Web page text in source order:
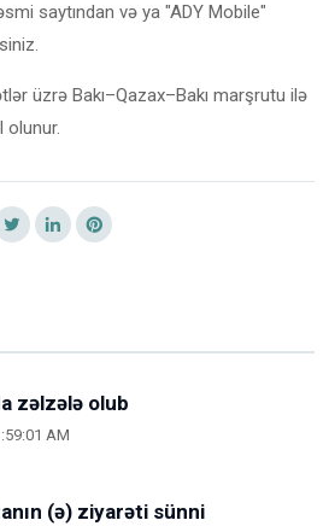
saytından və ya "ADY Mobile"
üzrə Bakı–Qazax–Bakı marşrutu ilə
olunur.
zəlzələ olub
AM
(ə) ziyarəti sünni